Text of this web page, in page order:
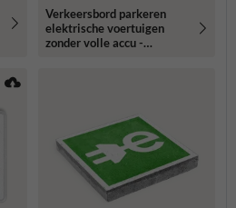
Verkeersbord parkeren
elektrische voertuigen
zonder volle accu -